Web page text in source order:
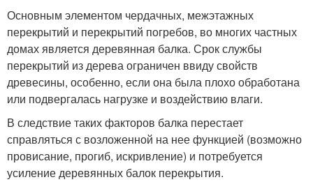
Основным элементом чердачных, межэтажных
перекрытий и перекрытий погребов, во многих частных
домах является деревянная балка. Срок службы
перекрытий из дерева ограничен ввиду свойств
древесины, особенно, если она была плохо обработана
или подвергалась нагрузке и воздействию влаги.
В следствие таких факторов балка перестает
справляться с возложенной на нее функцией (возможно
провисание, прогиб, искривление) и потребуется
усиление деревянных балок перекрытия.